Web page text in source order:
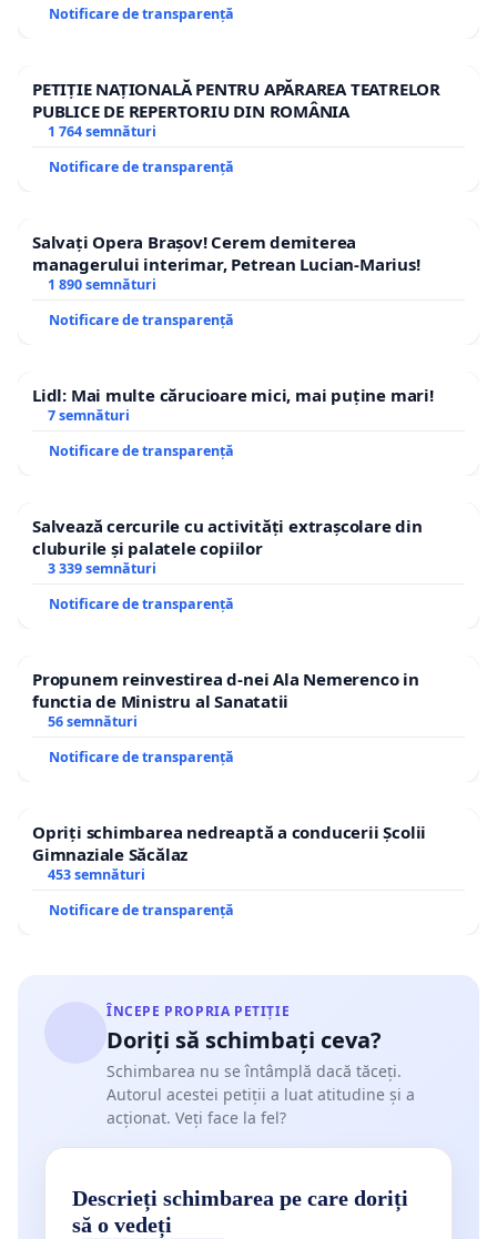
Notificare de transparență
PETIȚIE NAȚIONALĂ PENTRU APĂRAREA TEATRELOR
PUBLICE DE REPERTORIU DIN ROMÂNIA
1 764 semnături
Notificare de transparență
Salvați Opera Brașov! Cerem demiterea
managerului interimar, Petrean Lucian-Marius!
1 890 semnături
Notificare de transparență
Lidl: Mai multe cărucioare mici, mai puține mari!
7 semnături
Notificare de transparență
Salvează cercurile cu activități extrașcolare din
cluburile și palatele copiilor
3 339 semnături
Notificare de transparență
Propunem reinvestirea d-nei Ala Nemerenco in
functia de Ministru al Sanatatii
56 semnături
Notificare de transparență
Opriți schimbarea nedreaptă a conducerii Școlii
Gimnaziale Săcălaz
453 semnături
Notificare de transparență
ÎNCEPE PROPRIA PETIȚIE
Doriți să schimbați ceva?
Schimbarea nu se întâmplă dacă tăceți.
Autorul acestei petiții a luat atitudine și a
acționat. Veți face la fel?
Descrieți schimbarea pe care doriți
să o vedeți